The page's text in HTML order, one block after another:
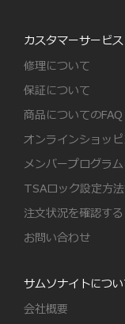
カスタマーサービス
修理について
保証について
商品についてのFAQ
オンラインショッ
メンバープログラ
TSAロック設定方
注文状況を確認する
お問い合わせ
サムソナイトにつ
会社概要